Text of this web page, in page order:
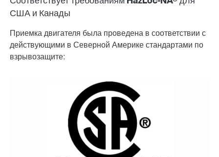
США и Канады
Приемка двигателя была проведена в соответствии с
действующими в Северной Америке стандартами по
взрывозащите: